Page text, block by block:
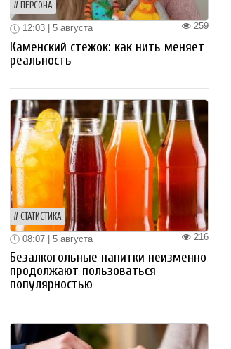
ПЕРСОНА
259
12:03 | 5 августа
Каменский стежок: как нить меняет
реальность
СТАТИСТИКА
216
08:07 | 5 августа
Безалкогольные напитки неизменно
продолжают пользоваться
популярностью